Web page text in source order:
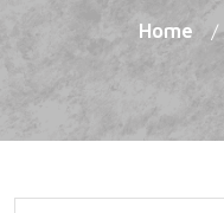
Home /